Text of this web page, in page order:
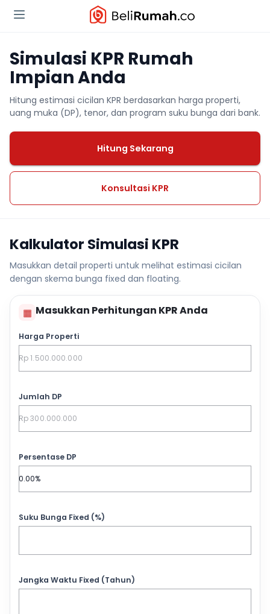
Simulasi KPR Rumah
Impian Anda
Hitung estimasi cicilan KPR berdasarkan harga properti,
uang muka (DP), tenor, dan program suku bunga dari bank.
Hitung Sekarang
Konsultasi KPR
Kalkulator Simulasi KPR
Masukkan detail properti untuk melihat estimasi cicilan
dengan skema bunga fixed dan floating.
▦ Masukkan Perhitungan KPR Anda
Harga Properti
Jumlah DP
Persentase DP
Suku Bunga Fixed (%)
Jangka Waktu Fixed (Tahun)